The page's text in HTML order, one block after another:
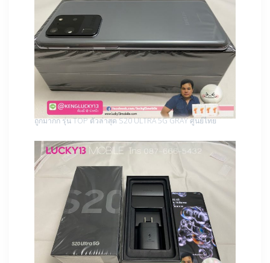
ถูกมากก รุ่น TOP ตัวล่าสุด S20 ULTRA 5G GRAY ศูนย์ไทย